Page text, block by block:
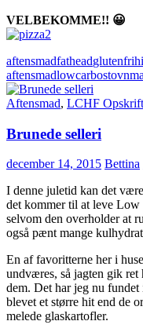
VELBEKOMME!! 😀
aftensmadfatheadglutenfri
aftensmadlowcarbost
Aftensmad, LCHF
Brunede selleri
december 14, 2015 Bettina
I denne juletid kan det
det kommer til at leve
selvom den overholder at
også pænt mange
En af favoritterne her i
undværes, så jagten gik
dem. Det har jeg nu
blevet et større hit end de
melede glaskartofler.